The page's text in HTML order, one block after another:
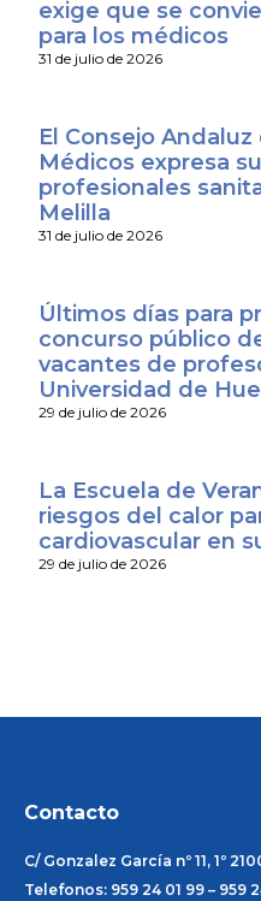
exige que se
para los médicos
31 de julio de 2026
El Consejo
Médicos expresa
profesionales
Melilla
31 de julio de 2026
Últimos días para
concurso público
vacantes de
Universidad de
29 de julio de 2026
La Escuela de
riesgos del calor
cardiovascular en
29 de julio de 2026
Contacto
C/ Gonzalez García nº 11, 1º
Telefonos: 959 24 01 99 – 959